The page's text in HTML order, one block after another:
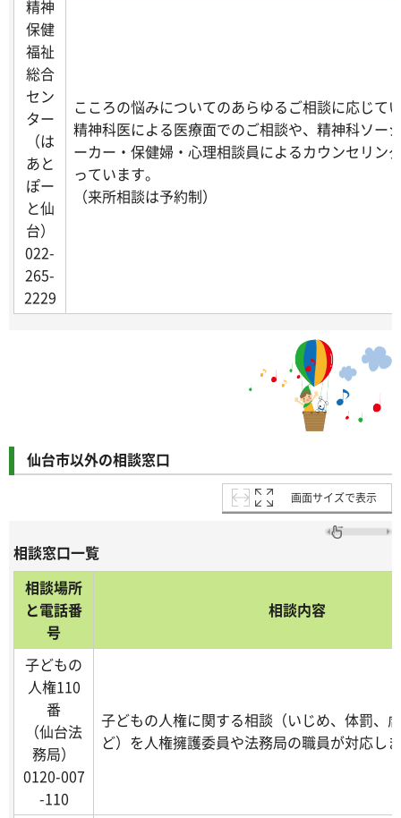
精神
保健
福祉
総合
セン
ター
（は
あと
ぽー
と仙
台）
022-
265-
2229
こころの悩みについてのあらゆるご相談に応じて
精神科医による医療面でのご相談や、精神科ソー
ーカー・保健婦・心理相談員によるカウンセリン
っています。
（来所相談は予約制）
仙台市以外の相談窓口
画面サイズで表示
相談窓口一覧
相談場所
と電話番
号
相談内容
子どもの
人権110
番
（仙台法
務局）
0120-007
-110
子どもの人権に関する相談（いじめ、体罰、
ど）を人権擁護委員や法務局の職員が対応し